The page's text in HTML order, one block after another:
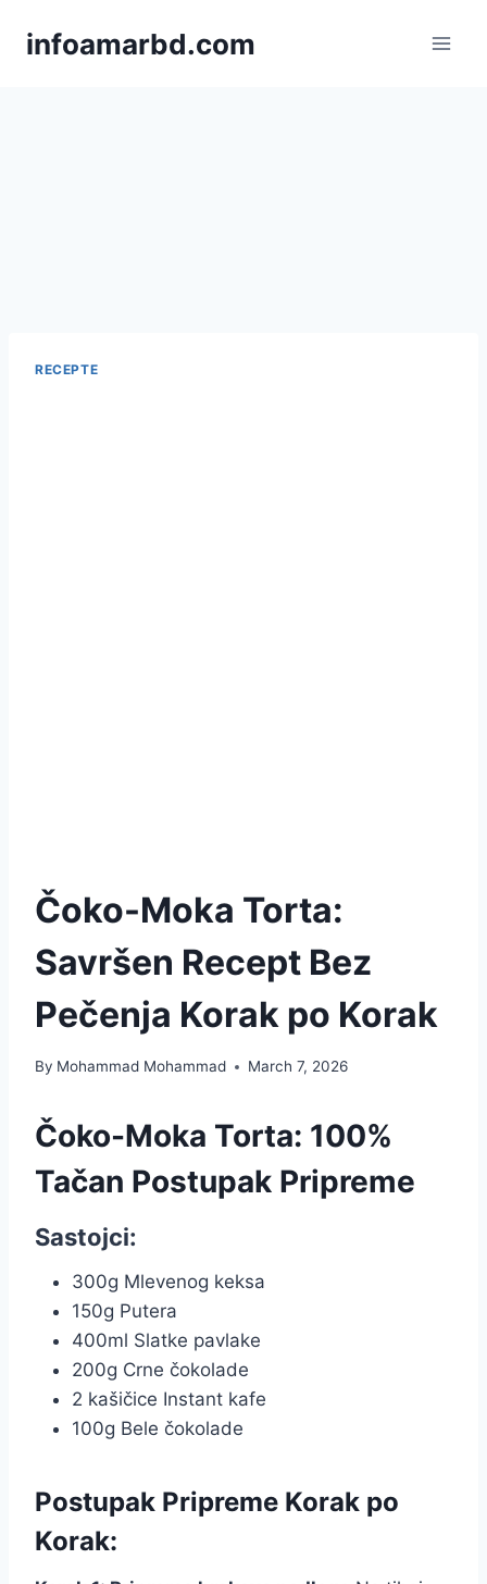
infoamarbd.com
RECEPTE
Čoko-Moka Torta:
Savršen Recept Bez
Pečenja Korak po Korak
By Mohammad Mohammad March 7, 2026
Čoko-Moka Torta: 100%
Tačan Postupak Pripreme
Sastojci:
300g Mlevenog keksa
150g Putera
400ml Slatke pavlake
200g Crne čokolade
2 kašičice Instant kafe
100g Bele čokolade
Postupak Pripreme Korak po
Korak: